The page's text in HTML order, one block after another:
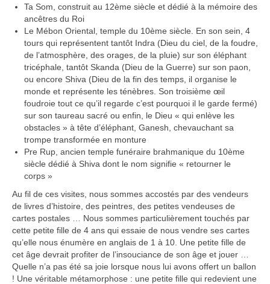
Commentaires récents
Archives des articles
Nuage d’étiquettes
Flux RSS : Les articles
Flux Rss : Les commentaires
Images à la Une
Menu
Ta Som, construit au 12ème siècle et dédié à la mémoire des
ancêtres du Roi
Le Mébon Oriental, temple du 10ème siècle. En son sein, 4
tours qui représentent tantôt Indra (Dieu du ciel, de la foudre,
de l’atmosphère, des orages, de la pluie) sur son éléphant
tricéphale, tantôt Skanda (Dieu de la Guerre) sur son paon,
ou encore Shiva (Dieu de la fin des temps, il organise le
monde et représente les ténèbres. Son troisième œil
foudroie tout ce qu’il regarde c’est pourquoi il le garde fermé)
sur son taureau sacré ou enfin, le Dieu « qui enlève les
obstacles » à tête d’éléphant, Ganesh, chevauchant sa
trompe transformée en monture
Pre Rup, ancien temple funéraire brahmanique du 10ème
siècle dédié à Shiva dont le nom signifie « retourner le
corps »
Au fil de ces visites, nous sommes accostés par des vendeurs
de livres d’histoire, des peintres, des petites vendeuses de
cartes postales … Nous sommes particulièrement touchés par
cette petite fille de 4 ans qui essaie de nous vendre ses cartes
qu’elle nous énumère en anglais de 1 à 10. Une petite fille de
cet âge devrait profiter de l’insouciance de son âge et jouer …
Quelle n’a pas été sa joie lorsque nous lui avons offert un ballon
! Une véritable métamorphose : une petite fille qui redevient une